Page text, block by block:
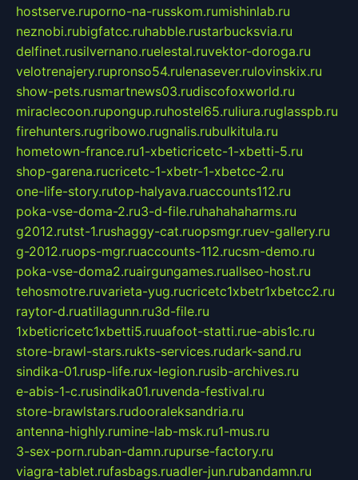
hostserve.ruporno-na-russkom.rumishinlab.ru
neznobi.rubigfatcc.ruhabble.rustarbucksvia.ru
delfinet.rusilvernano.ruelestal.ruvektor-doroga.ru
velotrenajery.rupronso54.rulenasever.rulovinskix.ru
show-pets.rusmartnews03.rudiscofoxworld.ru
miraclecoon.rupongup.ruhostel65.ruliura.ruglasspb.ru
firehunters.rugribowo.rugnalis.rubulkitula.ru
hometown-france.ru1-xbeticricetc-1-xbetti-5.ru
shop-garena.rucricetc-1-xbetr-1-xbetcc-2.ru
one-life-story.rutop-halyava.ruaccounts112.ru
poka-vse-doma-2.ru3-d-file.ruhahahaharms.ru
g2012.rutst-1.rushaggy-cat.ruopsmgr.ruev-gallery.ru
g-2012.ruops-mgr.ruaccounts-112.rucsm-demo.ru
poka-vse-doma2.ruairgungames.ruallseo-host.ru
tehosmotre.ruvarieta-yug.rucricetc1xbetr1xbetcc2.ru
raytor-d.ruatillagunn.ru3d-file.ru
1xbeticricetc1xbetti5.ruuafoot-statti.rue-abis1c.ru
store-brawl-stars.rukts-services.rudark-sand.ru
sindika-01.rusp-life.rux-legion.rusib-archives.ru
e-abis-1-c.rusindika01.ruvenda-festival.ru
store-brawlstars.rudooraleksandria.ru
antenna-highly.rumine-lab-msk.ru1-mus.ru
3-sex-porn.ruban-damn.rupurse-factory.ru
viagra-tablet.rufasbags.ruadler-jun.rubandamn.ru